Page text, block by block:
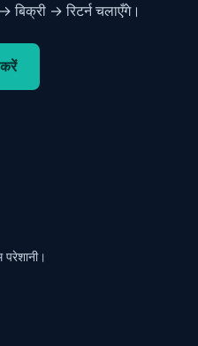
बिक्री → रिटर्न चलाएँगे।